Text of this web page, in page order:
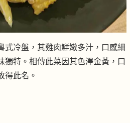
式冷盤，其雞肉鮮嫩多汁，口感細
獨特。相傳此菜因其色澤金黃，口
得此名。